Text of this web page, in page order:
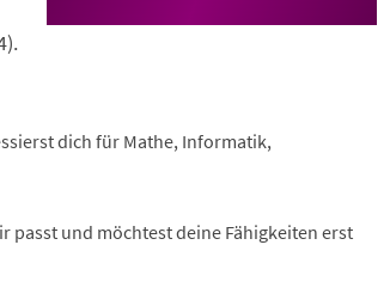
dich für Mathe, Informatik,
passt und möchtest deine Fähigkeiten erst